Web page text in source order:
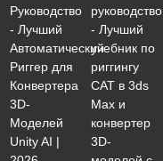
Руководство
- Лучший
Автоматический
Риггер для
Конвертера
3D-
Моделей
Unity AI |
руководство
- Лучший
учебник по
риггингу
CAT в 3ds
Max и
конвертер
3D-